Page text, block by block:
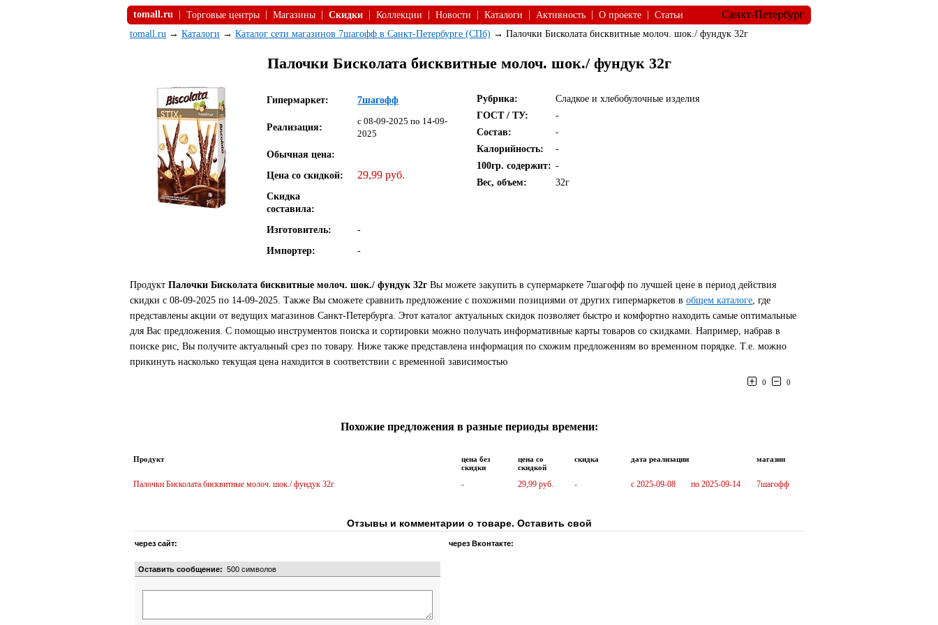
tomall.ru Торговые центры Магазины Скидки Коллекции Новости Каталоги Активность О проекте Статьи Санкт-Петербург
tomall.ru → Каталоги → Каталог сети магазинов 7шагофф в Санкт-Петербурге (СПб) → Палочки Бисколата бисквитные молоч. шок./ фундук 32г
Палочки Бисколата бисквитные молоч. шок./ фундук 32г
Гипермаркет: 7шагофф
Реализация:
c 08-09-2025 по 14-09-
2025
Обычная цена:
Цена со скидкой:
29,99 руб.
Скидка
составила:
Изготовитель:
-
Импортер:
-
Рубрика:
Сладкое и хлебобулочные изделия
ГОСТ / ТУ:
-
Состав:
-
Калорийность:
-
100гр. содержит: -
Вес, объем:
32г
Продукт Палочки Бисколата бисквитные молоч. шок./ фундук 32г Вы можете закупить в супермаркете 7шагофф по лучшей цене в период действия
скидки с 08-09-2025 по 14-09-2025. Также Вы сможете сравнить предложение с похожими позициями от других гипермаркетов в общем каталоге, где
представлены акции от ведущих магазинов Санкт-Петербурга. Этот каталог актуальных скидок позволяет быстро и комфортно находить самые оптимальные
для Вас предложения. С помощью инструментов поиска и сортировки можно получать информативные карты товаров со скидками. Например, набрав в
поиске рис, Вы получите актуальный срез по товару. Ниже также представлена информация по схожим предложениям во временном порядке. Т.е. можно
прикинуть насколько текущая цена находится в соответствии с временной зависимостью
0 0
Похожие предложения в разные периоды времени:
Продукт
цена без
скидки
цена со
скидкой
скидка дата реализации магазин
Палочки Бисколата бисквитные молоч. шок./ фундук 32г - 29,99 руб. - c 2025-09-08 по 2025-09-14 7шагофф
Отзывы и комментарии о товаре. Оставить свой
через сайт: через Вконтакте:
Оставить сообщение: 500 символов